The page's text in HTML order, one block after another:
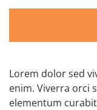
Lorem dolor sed
enim. Viverra orci
elementum